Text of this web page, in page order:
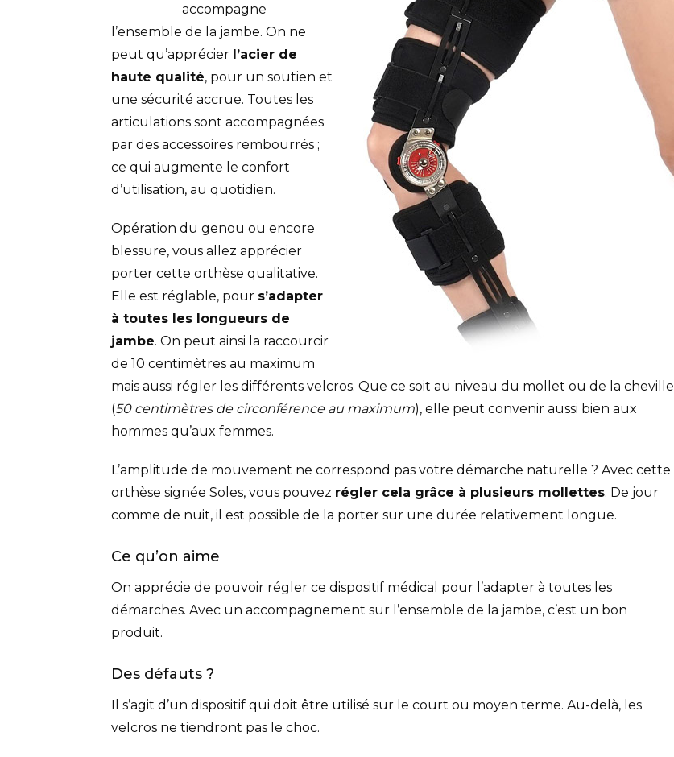
accompagne
l’ensemble de la jambe. On ne
peut qu’apprécier l’acier de
haute qualité, pour un soutien et
une sécurité accrue. Toutes les
articulations sont accompagnées
par des accessoires rembourrés ;
ce qui augmente le confort
d’utilisation, au quotidien.
Opération du genou ou encore
blessure, vous allez apprécier
porter cette orthèse qualitative.
Elle est réglable, pour s’adapter
à toutes les longueurs de
jambe. On peut ainsi la raccourcir
de 10 centimètres au maximum
mais aussi régler les différents velcros. Que ce soit au niveau du mollet ou de la cheville
(50 centimètres de circonférence au maximum), elle peut convenir aussi bien aux
hommes qu’aux femmes.
L’amplitude de mouvement ne correspond pas votre démarche naturelle ? Avec cette
orthèse signée Soles, vous pouvez régler cela grâce à plusieurs mollettes. De jour
comme de nuit, il est possible de la porter sur une durée relativement longue.
Ce qu’on aime
On apprécie de pouvoir régler ce dispositif médical pour l’adapter à toutes les
démarches. Avec un accompagnement sur l’ensemble de la jambe, c’est un bon
produit.
Des défauts ?
Il s’agit d’un dispositif qui doit être utilisé sur le court ou moyen terme. Au-delà, les
velcros ne tiendront pas le choc.